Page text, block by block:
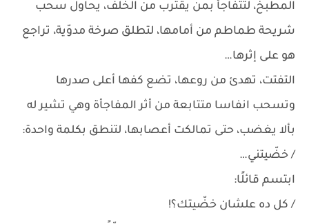
المطبخ، لتتفاجأ بمن يقترب من الخلف، يحاول سحب
شريحة طماطم من أمامها، لتطلق صرخة مدوّية، تراجع
هو على إثرها…
التفتت، تهدئ من روعها، تضع كفها أعلى صدرها
وتسحب انفاسا متتابعة من أثر المفاجأة وهي تشير له
بألا يغضب، حتى تمالكت أعصابها، لتنطق بكلمة واحدة:
/ خضّيتني…
ابتسم قائلًا:
/ كل ده علشان خضّيتك؟!